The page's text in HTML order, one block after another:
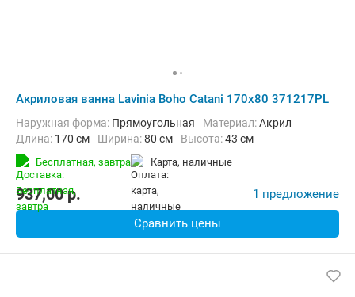
Акриловая ванна Lavinia Boho Catani 170x80 371217PL
Наружная форма: Прямоугольная Материал:Акрил
Длина: 170 см Ширина:80 см Высота:43 см
Бесплатная, завтра карта, наличные
937,00p. 1 предложение
Сравнить цены